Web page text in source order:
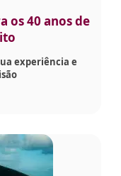
os 40 anos de
experiência e